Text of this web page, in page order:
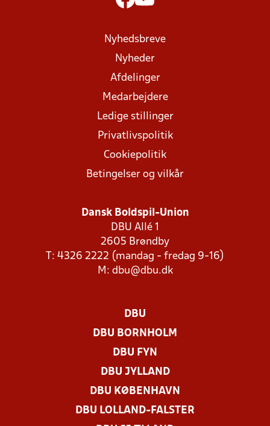
Nyhedsbreve
Nyheder
Afdelinger
Medarbejdere
Ledige stillinger
Privatlivspolitik
Cookiepolitik
Betingelser og vilkår
Dansk Boldspil-Union
DBU Allé 1
2605 Brøndby
T: 4326 2222 (mandag - fredag 9-16)
M: dbu@dbu.dk
DBU
DBU BORNHOLM
DBU FYN
DBU JYLLAND
DBU KØBENHAVN
DBU LOLLAND-FALSTER